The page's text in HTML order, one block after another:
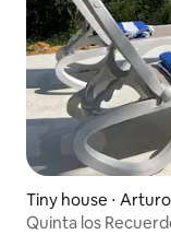
Tiny house ⋅
Quinta los